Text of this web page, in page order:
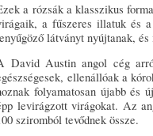
a rózsák a klasszikus
a fűszeres illatuk és a
látványt nyújtanak,
David Austin angol cég
ellenállóak a
folyamatosan újabb és
levirágzott virágokat. Az
sziromból tevődnek össze.